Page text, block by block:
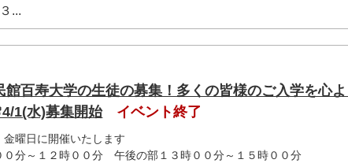
...
館百寿大学の生徒の募集！多くの皆様のご入学を心
1(水)募集開始
イベント終了
曜日に開催いたします
０分～１２時００分 午後の部１３時００分～１５時００分